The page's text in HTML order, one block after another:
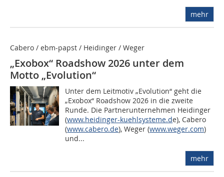
mehr
Cabero / ebm-papst / Heidinger / Weger
„Exobox“ Roadshow 2026 unter dem
Motto „Evolution“
Unter dem Leitmotiv „Evolution“ geht die
„Exobox“ Roadshow 2026 in die zweite
Runde. Die Partnerunternehmen Heidinger
(www.heidinger-kuehlsysteme.de), Cabero
(www.cabero.de), Weger (www.weger.com)
und...
mehr